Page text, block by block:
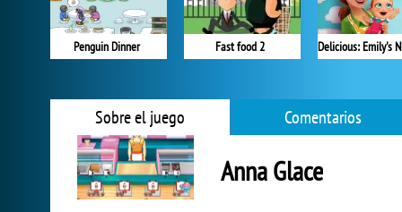
Penguin Dinner Fast food 2
Sobre el juego Comentarios
Anna Glace